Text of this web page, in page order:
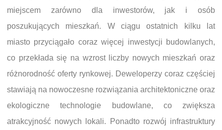
miejscem zarówno dla inwestorów, jak i osób
poszukujących mieszkań. W ciągu ostatnich kilku lat
miasto przyciągało coraz więcej inwestycji budowlanych,
co przekłada się na wzrost liczby nowych mieszkań oraz
różnorodność oferty rynkowej. Deweloperzy coraz częściej
stawiają na nowoczesne rozwiązania architektoniczne oraz
ekologiczne technologie budowlane, co zwiększa
atrakcyjność nowych lokali. Ponadto rozwój infrastruktury